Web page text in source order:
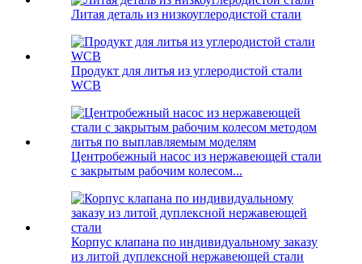
Литая деталь из низкоуглеродистой стали
Продукт для литья из углеродистой стали
WCB
Центробежный насос из нержавеющей стали
с закрытым рабочим колесом...
Корпус клапана по индивидуальному заказу
из литой дуплексной нержавеющей стали